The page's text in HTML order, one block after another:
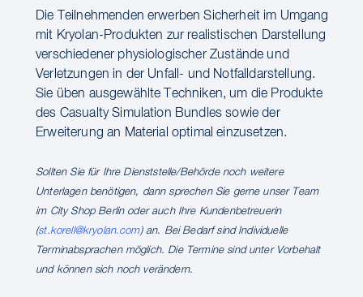
Die Teilnehmenden erwerben Sicherheit im Umgang
mit Kryolan-Produkten zur realistischen Darstellung
verschiedener physiologischer Zustände und
Verletzungen in der Unfall- und Notfalldarstellung.
Sie üben ausgewählte Techniken, um die Produkte
des Casualty Simulation Bundles sowie der
Erweiterung an Material optimal einzusetzen.
Sollten Sie für Ihre Dienststelle/Behörde noch weitere
Unterlagen benötigen, dann sprechen Sie gerne unser Team
im City Shop Berlin oder auch Ihre Kundenbetreuerin
(st.korell@kryolan.com) an. Bei Bedarf sind Individuelle
Terminabsprachen möglich. Die Termine sind unter Vorbehalt
und können sich noch verändern.